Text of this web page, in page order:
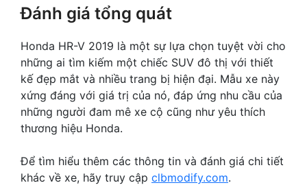
Đánh giá tổng quát
Honda HR-V 2019 là một sự lựa chọn tuyệt vời cho
những ai tìm kiếm một chiếc SUV đô thị với thiết
kế đẹp mắt và nhiều trang bị hiện đại. Mẫu xe này
xứng đáng với giá trị của nó, đáp ứng nhu cầu của
những người đam mê xe cộ cũng như yêu thích
thương hiệu Honda.
Để tìm hiểu thêm các thông tin và đánh giá chi tiết
khác về xe, hãy truy cập clbmodify.com.